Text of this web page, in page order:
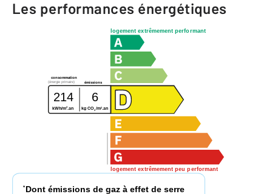
Les performances énergétiques
logement extrêmement performant
logement extrêmement peu performant
consommation
émissions
(énergie primaire)
214 6
kWh/m2.an kg CO2 /m2 .an
* Dont émissions de gaz à effet de serre